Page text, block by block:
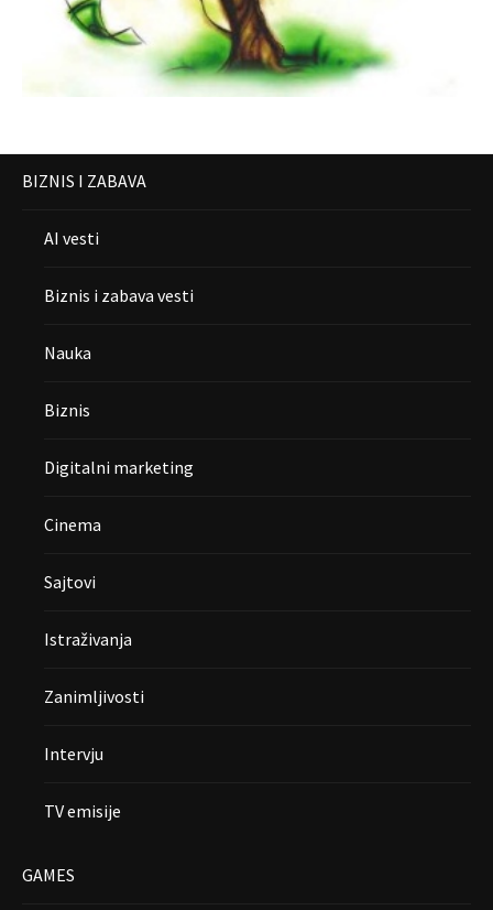
BIZNIS I ZABAVA
AI vesti
Biznis i zabava vesti
Nauka
Biznis
Digitalni marketing
Cinema
Sajtovi
Istraživanja
Zanimljivosti
Intervju
TV emisije
GAMES